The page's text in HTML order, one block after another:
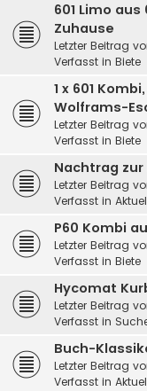
601 Limo
Zuhause
Letzter Beitrag
Verfasst in Biete
1 x 601
Wolframs-
Letzter Beitrag
Verfasst in Biete
Nachtrag
Letzter Beitrag
Verfasst in
P60 Kombi
Letzter Beitrag
Verfasst in Biete
Hycomat
Letzter Beitrag
Verfasst in
Buch-
Letzter Beitrag
Verfasst in